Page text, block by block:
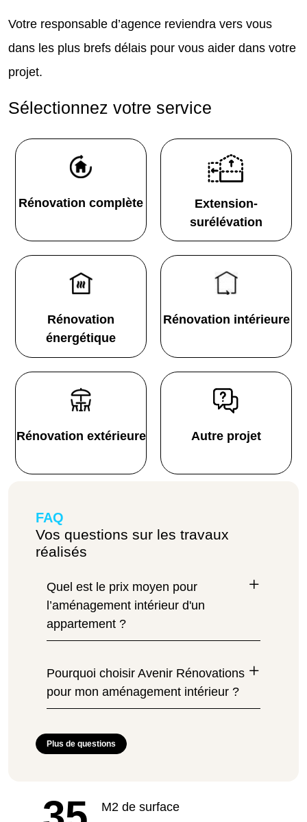
Votre responsable d’agence reviendra vers vous
dans les plus brefs délais pour vous aider dans votre
projet.
Sélectionnez votre service
Rénovation complète
Extension-
surélévation
Rénovation
énergétique
Rénovation intérieure
Rénovation extérieure Autre projet
FAQ
Vos questions sur les travaux
réalisés
Quel est le prix moyen pour
l’aménagement intérieur d'un
appartement ?
Pourquoi choisir Avenir Rénovations
pour mon aménagement intérieur ?
Plus de questions
M2 de surface